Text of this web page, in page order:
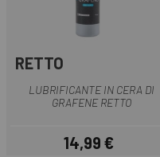
RETTO
LUBRIFICANTE IN CERA DI
GRAFENE RETTO
Prezzo
14,99 €